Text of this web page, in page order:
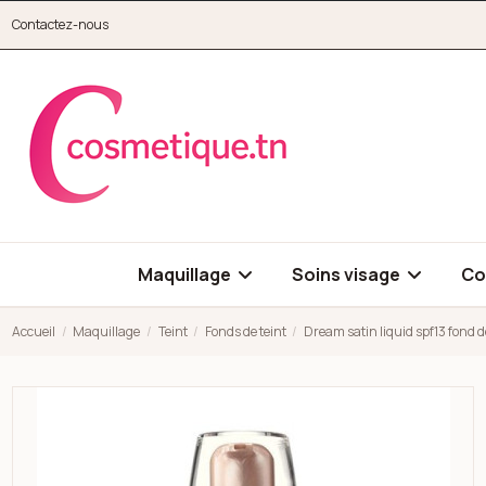
Contactez-nous
Maquillage Soins visage
Accueil Maquillage Teint Fonds de teint Dream satin liquid spf13 fond